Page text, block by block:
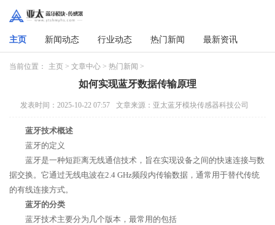
主页 新闻动态 行业动态 热门新闻 最新资讯
当前位置： 主页 > 文章中心 > 热门新闻 >
如何实现蓝牙数据传输原理
发表时间：2025-10-22 07:57 文章来源：亚太蓝牙模块传感器科技公司
蓝牙技术概述
蓝牙的定义
蓝牙是一种短距离无线通信技术，旨在实现设备之间的快速连接与数
据交换。它通过无线电波在2.4 GHz频段内传输数据，通常用于替代传统
的有线连接方式。
蓝牙的分类
蓝牙技术主要分为几个版本，最常用的包括